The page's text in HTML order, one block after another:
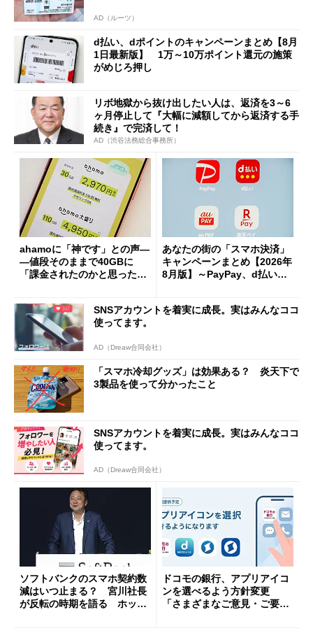
AD（ルーツ）
d払い、dポイントのキャンペーンまとめ【8月
1日最新版】 1万～10万ポイント還元の施策
がめじろ押し
リボ地獄から抜け出したい人は、返済を3～6
ヶ月停止して『大幅に減額してから返済する手
続き』で完済して！
AD（渋谷法務総合事務所）
ahamoに「神です」との声―
―値段そのままで40GBに
「課金されたのかと思った」
あなたの街の「スマホ決済」
キャンペーンまとめ【2026年
8月版】～PayPay、d払い、a
SNSアカウントを着実に成長。実はみんなココ
使ってます。
AD（Dreaw合同会社）
「スマホ冷却グッズ」は効果ある？ 炎天下で
3製品を使って分かったこと
SNSアカウントを着実に成長。実はみんなココ
使ってます。
AD（Dreaw合同会社）
ソフトバンクのスマホ契約数
減はいつ止まる？ 宮川社長
が反転の時期を語る ホッピ
ドコモの銀行、アプリアイコ
ンを選べるよう方針変更
「さまざまなご意見・ご要望